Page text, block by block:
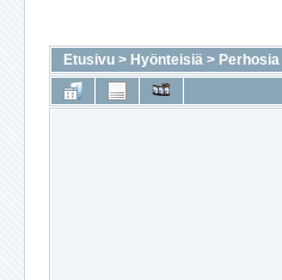
Etusivu > Hyönteisiä > Perhosia